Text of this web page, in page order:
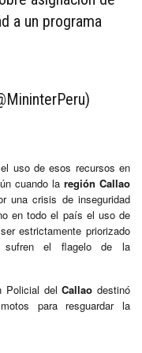
a un programa
uso de esos recursos en
cuando laregión Callao
una crisis de inseguridad
en todo el país el uso de
estrictamente priorizado
sufren el flagelo de la
Policial delCallao destinó
para resguardar la